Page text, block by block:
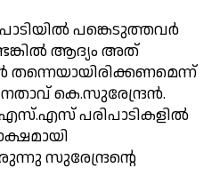
പങ്കെടുത്തവര്‍
ആദ്യം അത്
കെ.സുരേന്ദ്രന്‍.
പരിപാടികളില്‍
സുരേന്ദ്രന്റെ